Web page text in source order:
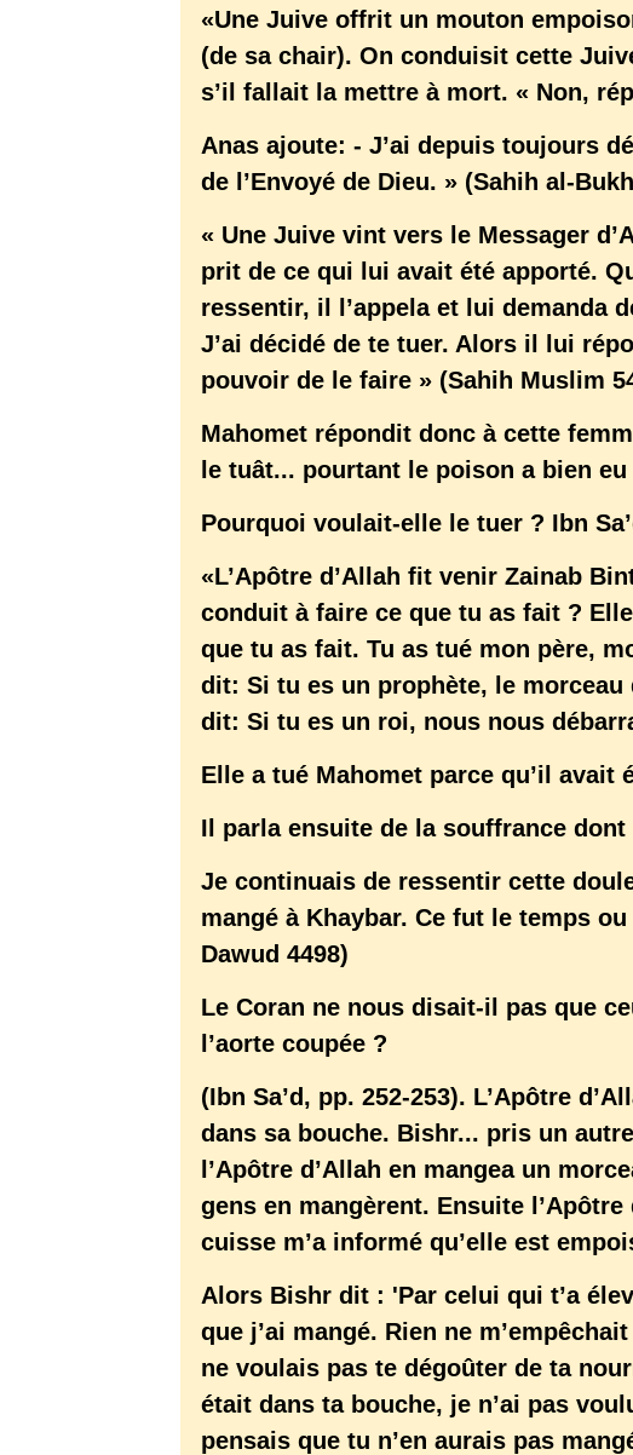
«Une Juive offrit un mouton
(de sa chair). On conduisit cette
s’il fallait la mettre à mort. « Non,
Anas ajoute: - J’ai depuis toujours
de l’Envoyé de Dieu. » (Sahih al-
« Une Juive vint vers le Messager
prit de ce qui lui avait été apporté.
ressentir, il l’appela et lui demanda
J’ai décidé de te tuer. Alors il lui
pouvoir de le faire » (Sahih Muslim
Mahomet répondit donc à cette
le tuât... pourtant le poison a bien
Pourquoi voulait-elle le tuer ? Ibn
«L’Apôtre d’Allah fit venir Zainab
conduit à faire ce que tu as fait ?
que tu as fait. Tu as tué mon père,
dit: Si tu es un prophète, le morceau
dit: Si tu es un roi, nous nous
Elle a tué Mahomet parce qu’il avait
Il parla ensuite de la souffrance
Je continuais de ressentir cette
mangé à Khaybar. Ce fut le temps
Dawud 4498)
Le Coran ne nous disait-il pas que
l’aorte coupée ?
(Ibn Sa’d, pp. 252-253). L’Apôtre
dans sa bouche. Bishr... pris un
l’Apôtre d’Allah en mangea un
gens en mangèrent. Ensuite
cuisse m’a informé qu’elle est
Alors Bishr dit : 'Par celui qui t’a
que j’ai mangé. Rien ne
ne voulais pas te dégoûter de ta
était dans ta bouche, je n’ai pas
pensais que tu n’en aurais pas